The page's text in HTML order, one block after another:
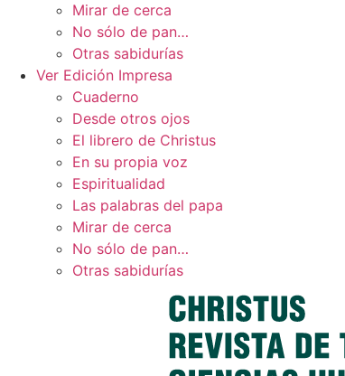
Mirar de cerca
No sólo de pan…
Otras sabidurías
Ver Edición Impresa
Cuaderno
Desde otros ojos
El librero de Christus
En su propia voz
Espiritualidad
Las palabras del papa
Mirar de cerca
No sólo de pan…
Otras sabidurías